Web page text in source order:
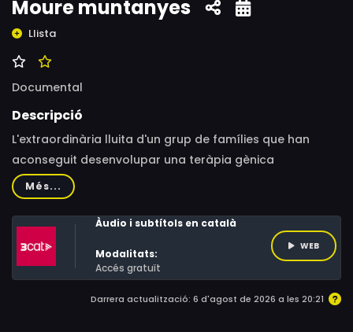
Moure muntanyes
Llista
Documental
Descripció
L'extraordinària lluita d'un grup de famílies que han
aconseguit desenvolupar una teràpia gènica
experimental que els pot canviar la vida i demostrar que
l'amor incondicional als seus fills pot fer miracles. La
lluita de famílies d'arreu del món per impulsar una
teràpia gènica experimental per curar els seus fills.
Més...
Àudio i subtítols en català
Modalitats:
Accés gratuït
WEB
Darrera actualització: 6 d'agost de 2026 a les 20:21